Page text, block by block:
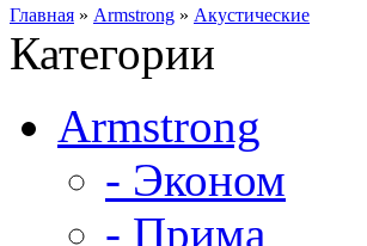
Главная » Armstrong » Акустические
Категории
Armstrong
- Эконом
- Прима